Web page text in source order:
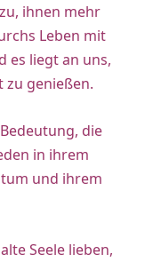
ihnen mehr
Leben mit
es liegt an uns,
zu genießen.
die
in ihrem
und ihrem
Seele lieben,